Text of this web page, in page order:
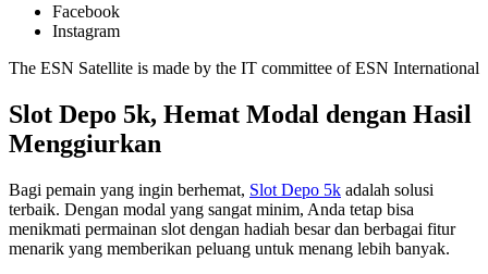
Facebook
Instagram
The ESN Satellite is made by the IT committee of ESN International
Slot Depo 5k, Hemat Modal dengan Hasil
Menggiurkan
Bagi pemain yang ingin berhemat, Slot Depo 5k adalah solusi
terbaik. Dengan modal yang sangat minim, Anda tetap bisa
menikmati permainan slot dengan hadiah besar dan berbagai fitur
menarik yang memberikan peluang untuk menang lebih banyak.